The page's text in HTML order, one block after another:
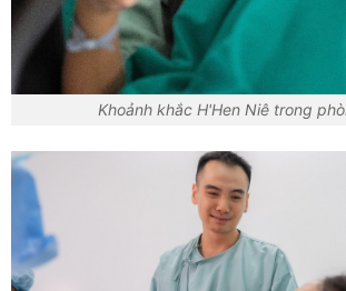
Khoảnh khắc H'Hen Niê trong